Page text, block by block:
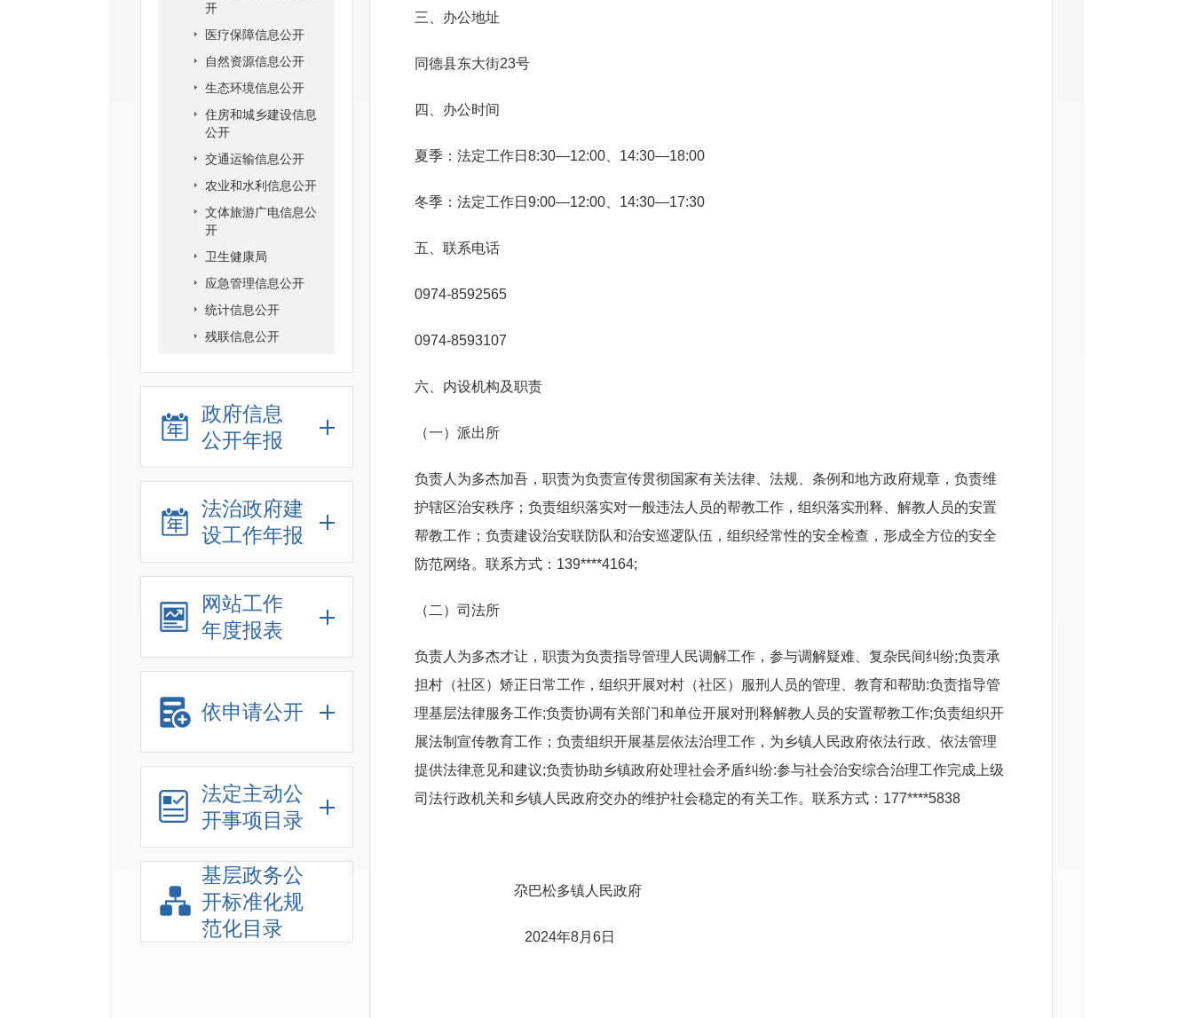
开
医疗保障信息公开
自然资源信息公开
生态环境信息公开
住房和城乡建设信息
公开
交通运输信息公开
农业和水利信息公开
文体旅游广电信息公
开
卫生健康局
应急管理信息公开
统计信息公开
残联信息公开
政府信息
公开年报
法治政府建
设工作年报
网站工作
年度报表
依申请公开
法定主动公
开事项目录
基层政务公
开标准化规
范化目录
三、办公地址
同德县东大街23号
四、办公时间
夏季：法定工作日 8:30—12:00、14:30—18:00
冬季：法定工作日9:00—12:00、14:30—17:30
五、联系电话
0974-8592565
0974-8593107
六、内设机构及职责
（一）派出所
负责人为多杰加吾，职责为负责宣传贯彻国家有关法律、法规、条例和地方政府规章，负责维
护辖区治安秩序；负责组织落实对一般违法人员的帮教工作，组织落实刑释、解教人员的安置
帮教工作；负责建设治安联防队和治安巡逻队伍，组织经常性的安全检查，形成全方位的安全
防范网络。联系方式：139****4164;
（二）司法所
负责人为多杰才让，职责为负责指导管理人民调解工作，参与调解疑难、复杂民间纠纷;负责承
担村（社区）矫正日常工作，组织开展对村（社区）服刑人员的管理、教育和帮助:负责指导管
理基层法律服务工作;负责协调有关部门和单位开展对刑释解教人员的安置帮教工作;负责组织开
展法制宣传教育工作；负责组织开展基层依法治理工作，为乡镇人民政府依法行政、依法管理
提供法律意见和建议;负责协助乡镇政府处理社会矛盾纠纷:参与社会治安综合治理工作完成上级
司法行政机关和乡镇人民政府交办的维护社会稳定的有关工作。联系方式：177****5838
尕巴松多镇人民政府
2024年8月6日